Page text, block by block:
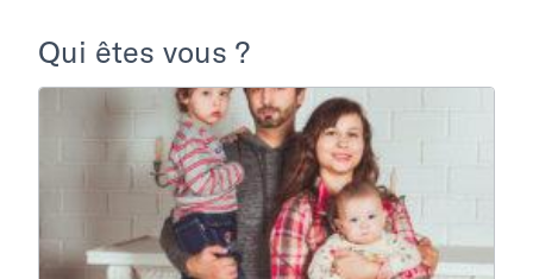
Qui êtes vous ?
this
field